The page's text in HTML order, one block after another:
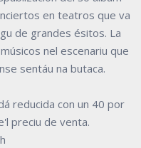
en teatros que va
de grandes ésitos. La
nel escenariu que
sentáu na butaca.
reducida con un 40 por
preciu de venta.